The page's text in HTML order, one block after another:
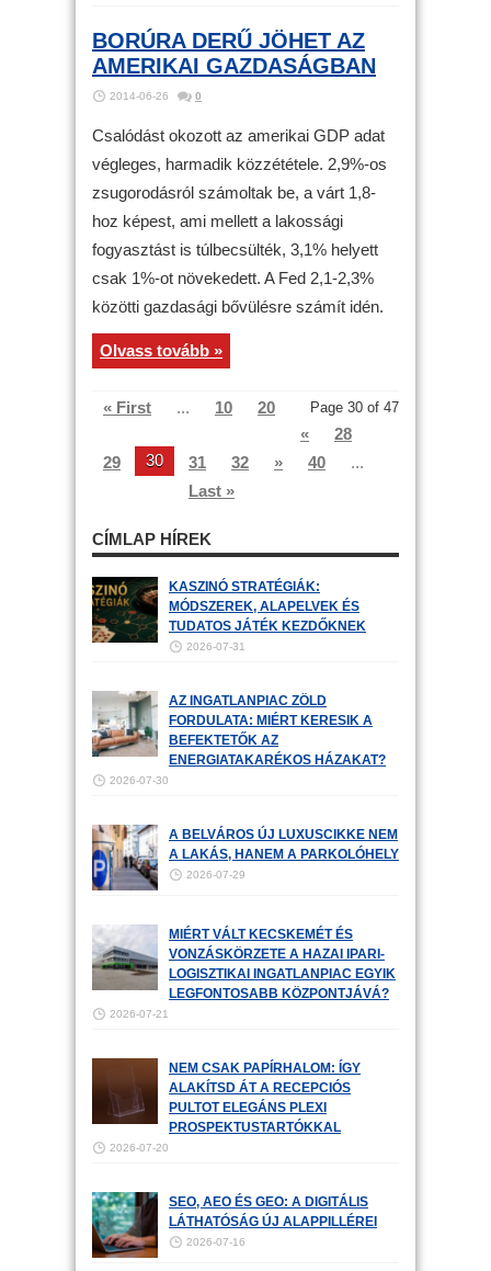
BORÚRA DERŰ JÖHET AZ
AMERIKAI GAZDASÁGBAN
2014-06-26 0
Csalódást okozott az amerikai GDP adat
végleges, harmadik közzététele. 2,9%-os
zsugorodásról számoltak be, a várt 1,8-
hoz képest, ami mellett a lakossági
fogyasztást is túlbecsülték, 3,1% helyett
csak 1%-ot növekedett. A Fed 2,1-2,3%
közötti gazdasági bővülésre számít idén.
Olvass tovább »
Page 30 of 47
« First ... 10
20
«
28
29
30 31 32 » 40
...
Last »
CÍMLAP HÍREK
KASZINÓ STRATÉGIÁK:
MÓDSZEREK, ALAPELVEK ÉS
TUDATOS JÁTÉK KEZDŐKNEK
2026-07-31
AZ INGATLANPIAC ZÖLD
FORDULATA: MIÉRT KERESIK A
BEFEKTETŐK AZ
ENERGIATAKARÉKOS HÁZAKAT?
2026-07-30
A BELVÁROS ÚJ LUXUSCIKKE NEM
A LAKÁS, HANEM A PARKOLÓHELY
2026-07-29
MIÉRT VÁLT KECSKEMÉT ÉS
VONZÁSKÖRZETE A HAZAI IPARI-
LOGISZTIKAI INGATLANPIAC EGYIK
LEGFONTOSABB KÖZPONTJÁVÁ?
2026-07-21
NEM CSAK PAPÍRHALOM: ÍGY
ALAKÍTSD ÁT A RECEPCIÓS
PULTOT ELEGÁNS PLEXI
PROSPEKTUSTARTÓKKAL
2026-07-20
SEO, AEO ÉS GEO: A DIGITÁLIS
LÁTHATÓSÁG ÚJ ALAPPILLÉREI
2026-07-16